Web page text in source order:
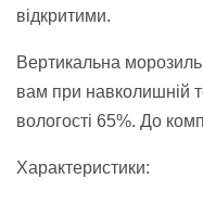
відкритими.
Вертикальна
вам при навколишній
вологості 65%. До
Характеристики: